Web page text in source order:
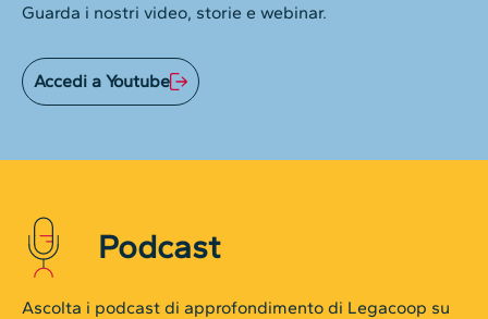
Guarda i nostri video, storie e webinar.
Accedi a Youtube
Podcast
Ascolta i podcast di approfondimento di Legacoop su